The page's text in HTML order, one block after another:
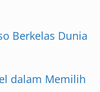
Berkelas Dunia
dalam Memilih